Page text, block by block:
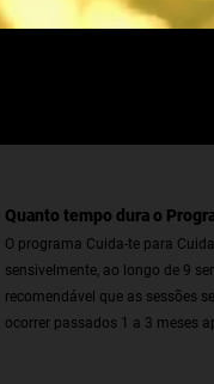
Quanto tempo dura o
O programa Cuida-te para
sensivelmente, ao longo de 9
recomendável que as sessões
ocorrer passados 1 a 3 meses